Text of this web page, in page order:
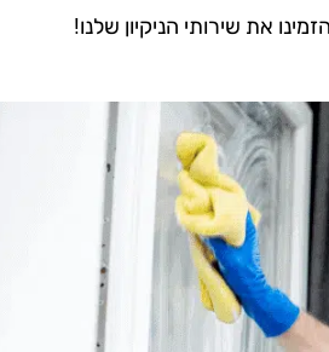
את שירותי הניקיון שלנו!